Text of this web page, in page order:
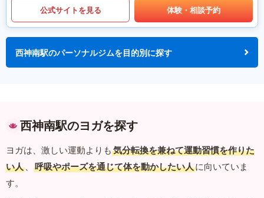
公式サイトを見る 体験・相談予約
西神南駅のパーソナルジムを目的別に探す
西神南駅のヨガを探す
ヨガは、激しい運動よりも 気分転換を兼ねて運動習慣を作りた
い人 、 呼吸やポーズを通じて体を動かしたい人に向いていま
す。